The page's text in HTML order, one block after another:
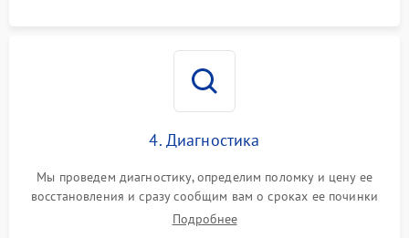
4. Диагностика
Мы проведем диагностику, определим поломку и цену ее
восстановления и сразу сообщим вам о сроках ее починки
Подробнее